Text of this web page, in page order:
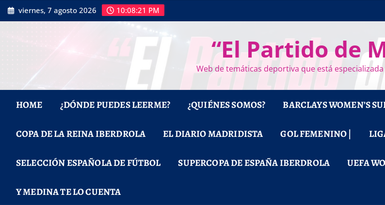
Saltar
al
viernes, 7 agosto 2026 10:08:22 PM
“El Partido de
Web de temáticas deportiva que está
HOME ¿DÓNDE PUEDES LEERME? ¿QUIÉNES SOMOS? BARCLAYS WOMEN’S
COPA DE LA REINA IBERDROLA EL DIARIO MADRIDISTA GOL FEMENINO |
SELECCIÓN ESPAÑOLA DE FÚTBOL SUPERCOPA DE ESPAÑA IBERDROLA UEFA
Y MEDINA TE LO CUENTA